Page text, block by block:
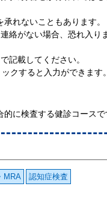
れないこともあります。
絡がない場合、恐れ入り
記載してください。
クすると入力ができます
に検査する健診コースで
MRA 認知症検査